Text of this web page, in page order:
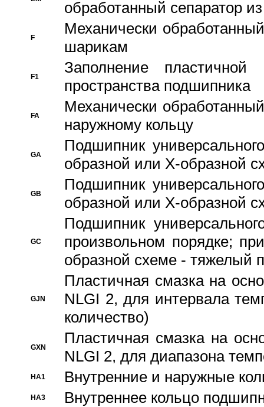
обработанный сепаратор
F
Механически
шарикам
F1
Заполнение
пространства подшипника
FA
Механически
наружному кольцу
GA
Подшипник
образной или Х-образной
GB
Подшипник
образной или Х-образной
GC
Подшипник
произвольном порядке;
образной схеме - тяжелый
GJN
Пластичная смазка на
NLGI 2, для интервала
количество)
GXN
Пластичная смазка на
NLGI 2, для диапазона
HA1 Внутренние и наружные
HA3 Bнутреннее кольцо